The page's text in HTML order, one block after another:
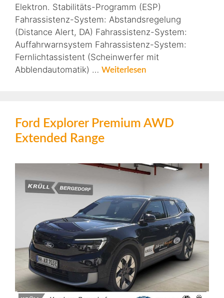
Elektron. Stabilitäts-Programm (ESP)
Fahrassistenz-System: Abstandsregelung
(Distance Alert, DA) Fahrassistenz-System:
Auffahrwarnsystem Fahrassistenz-System:
Fernlichtassistent (Scheinwerfer mit
Abblendautomatik) … Weiterlesen
Ford Explorer Premium AWD
Extended Range